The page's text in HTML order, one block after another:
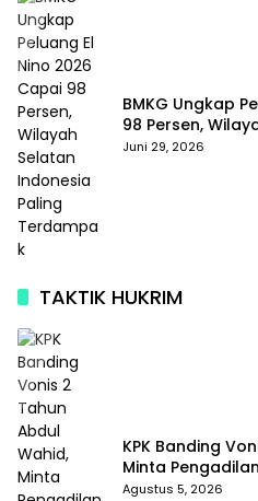
BMKG Ungkap
98 Persen,
Terdampak
Juni 29, 2026
TAKTIK HUKRIM
KPK Banding
Minta
Tipikor
Agustus 5, 2026